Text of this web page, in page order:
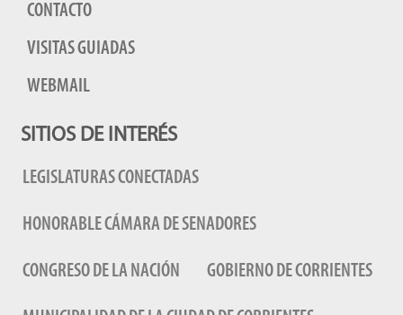
CONTACTO
VISITAS GUIADAS
WEBMAIL
SITIOS DE INTERÉS
LEGISLATURAS CONECTADAS
HONORABLE CÁMARA DE SENADORES
CONGRESO DE LA NACIÓN GOBIERNO DE CORRIENTES